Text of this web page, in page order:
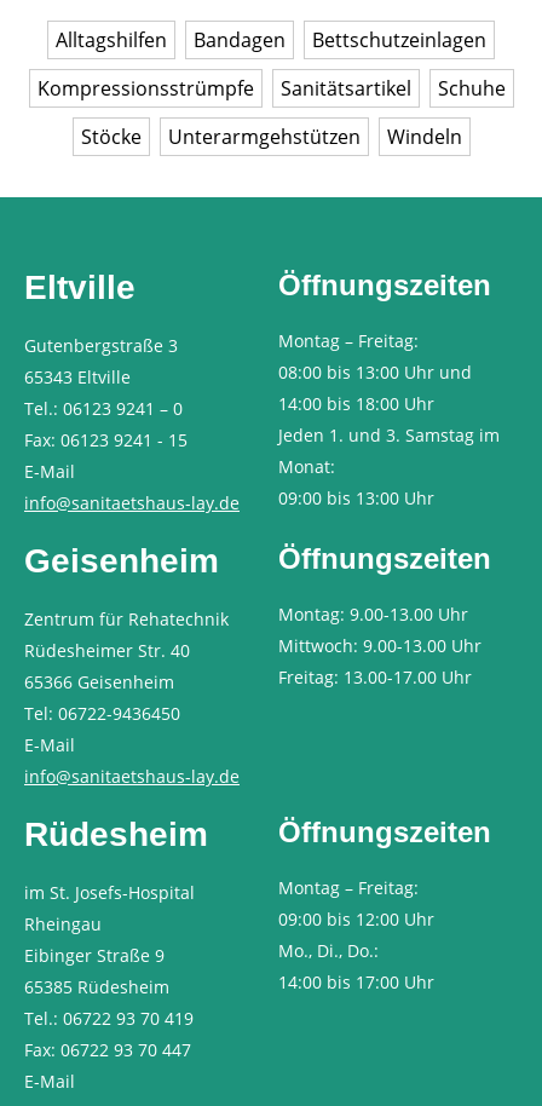
Alltagshilfen Bandagen
Bettschutzeinlagen
Kompressionsstrümpfe
Sanitätsartikel
Schuhe
Stöcke
Unterarmgehstützen Windeln
Eltville
Gutenbergstraße 3
65343 Eltville
Tel.: 06123 9241 – 0
Fax: 06123 9241 - 15
E-Mail
info@sanitaetshaus-lay.de
Öffnungszeiten
Montag – Freitag:
08:00 bis 13:00 Uhr und
14:00 bis 18:00 Uhr
Jeden 1. und 3. Samstag im
Monat:
09:00 bis 13:00 Uhr
Geisenheim
Zentrum für Rehatechnik
Rüdesheimer Str. 40
65366 Geisenheim
Tel: 06722-9436450
E-Mail
info@sanitaetshaus-lay.de
Öffnungszeiten
Montag: 9.00-13.00 Uhr
Mittwoch: 9.00-13.00 Uhr
Freitag: 13.00-17.00 Uhr
Rüdesheim
im St. Josefs-Hospital
Rheingau
Eibinger Straße 9
65385 Rüdesheim
Tel.: 06722 93 70 419
Fax: 06722 93 70 447
E-Mail
Öffnungszeiten
Montag – Freitag:
09:00 bis 12:00 Uhr
Mo., Di., Do.:
14:00 bis 17:00 Uhr